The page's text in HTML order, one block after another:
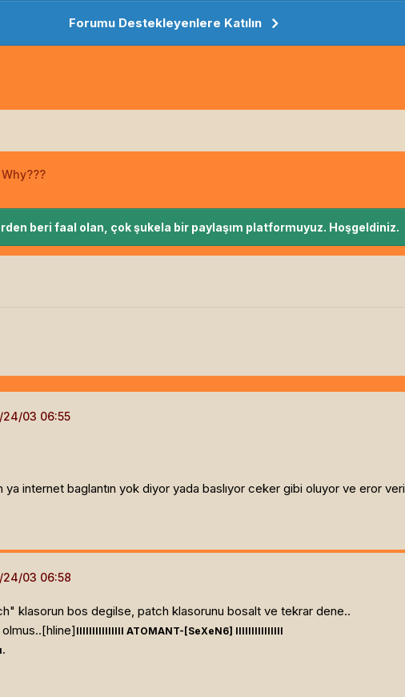
Forumu Destekleyenlere Katılın
beri faal olan, çok şukela bir paylaşım platformuyuz. Hoşgeldiniz.
internet baglantın yok diyor yada baslıyor ceker gibi oluyor ve eror
klasorun bos degilse, patch klasorunu bosalt ve tekrar dene..
lllllllllllllll ATOMANT-[SeXeN6] lllllllllllllll